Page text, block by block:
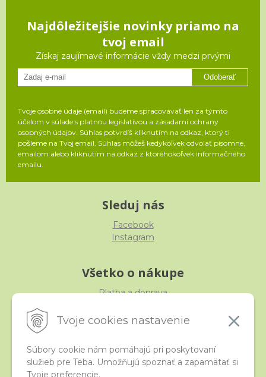
Tvoje cookies nastavenie
Súbory cookie nám pomáhajú pri poskytovaní
služieb pre Teba. Umožňujú spoznať a zapamätať si
Tvoje preferencie.
Najdôležitejšie novinky priamo na
tvoj email
Získaj zaujímavé informácie vždy medzi prvými
Odoberať
Tvoje osobné údaje (email) budeme spracovávať len za týmto
účelom v súlade s platnou legislatívou a zásadami ochrany
osobných údajov. Súhlas potvrdíš kliknutím na odkaz, ktorý ti
pošleme na Tvoj email. Súhlas môžeš kedykoľvek odvolať písomne,
emailom alebo kliknutím na odkaz z ktoréhokoľvek informačného
emailu.
Sleduj nás
Facebook
Instagram
Všetko o nákupe
Platba a doprava
Obchodné podmienky
iStraka